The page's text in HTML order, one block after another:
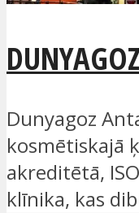
Dunyagoz
kosmētiskajā
akreditētā,
klīnika, kas